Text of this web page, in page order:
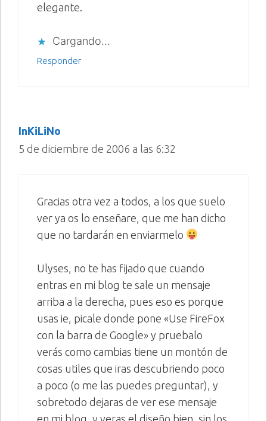
elegante.
Cargando...
Responder
InKiLiNo
5 de diciembre de 2006 a las 6:32
Gracias otra vez a todos, a los que suelo
ver ya os lo enseñare, que me han dicho
que no tardarán en enviarmelo
Ulyses, no te has fijado que cuando
entras en mi blog te sale un mensaje
arriba a la derecha, pues eso es porque
usas ie, picale donde pone «Use FireFox
con la barra de Google» y pruebalo
verás como cambias tiene un montón de
cosas utiles que iras descubriendo poco
a poco (o me las puedes preguntar), y
sobretodo dejaras de ver ese mensaje